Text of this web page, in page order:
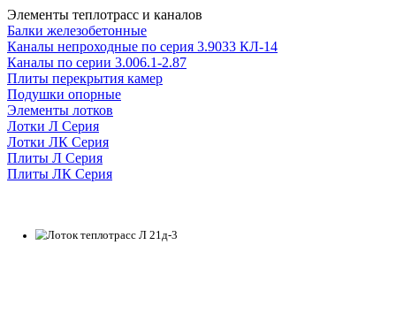
Элементы теплотрасс и каналов
Балки железобетонные
Каналы непроходные по серия 3.9033 КЛ-14
Каналы по серии 3.006.1-2.87
Плиты перекрытия камер
Подушки опорные
Элементы лотков
Лотки Л Серия
Лотки ЛК Серия
Плиты Л Серия
Плиты ЛК Серия